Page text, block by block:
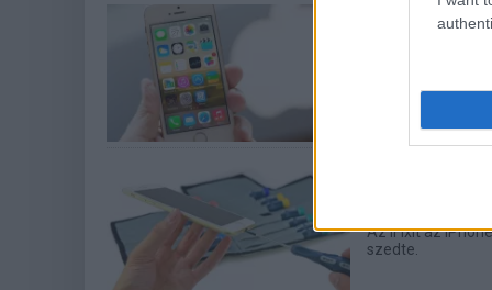
Fillérekre
Máris
Az iFixit az
szedte.